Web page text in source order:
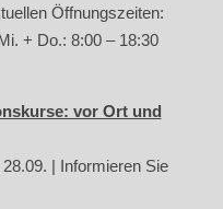
Öffnungszeiten:
+ Do.: 8:00 – 18:30
vor Ort und
| Informieren Sie